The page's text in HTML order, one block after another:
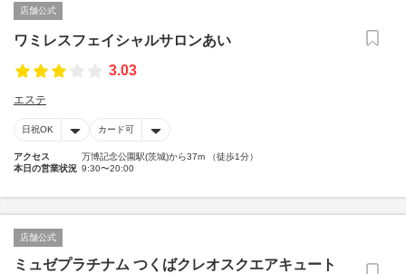
店舗公式
ワミレスフェイシャルサロンあい
3.03
エステ
日祝OK カード可
アクセス
万博記念公園駅(茨城)から37m （徒歩1分）
本日の営業状況 9:30〜20:00
店舗公式
ミュゼプラチナム つくばクレオスクエアキュート